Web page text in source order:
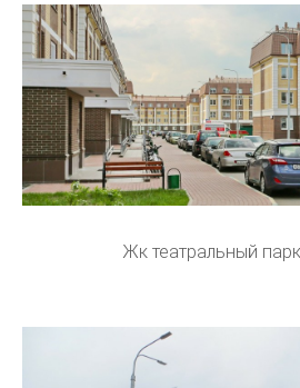
Жк театральный